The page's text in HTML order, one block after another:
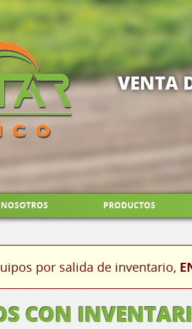
VENTA
NOSOTROS PRODUCTOS
por salida de inventario,
CON